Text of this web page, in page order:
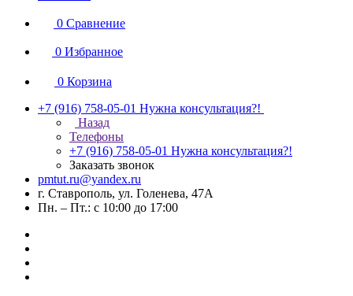
0 Сравнение
0 Избранное
0 Корзина
+7 (916) 758-05-01 Нужна консультация?!
Назад
Телефоны
+7 (916) 758-05-01 Нужна консультация?!
Заказать звонок
pmtut.ru@yandex.ru
г. Ставрополь, ул. Голенева, 47А
Пн. – Пт.: с 10:00 до 17:00